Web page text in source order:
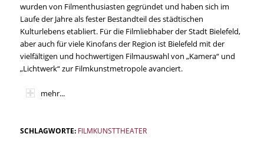
wurden von Filmenthusiasten gegründet und haben sich im
Laufe der Jahre als fester Bestandteil des städtischen
Kulturlebens etabliert. Für die Filmliebhaber der Stadt Bielefeld,
aber auch für viele Kinofans der Region ist Bielefeld mit der
vielfältigen und hochwertigen Filmauswahl von „Kamera“ und
„Lichtwerk“ zur Filmkunstmetropole avanciert.
mehr...
SCHLAGWORTE: FILMKUNSTTHEATER